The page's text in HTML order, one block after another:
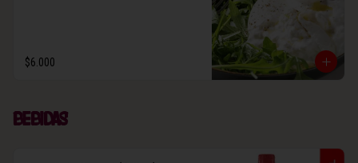
$6.000
Bebidas